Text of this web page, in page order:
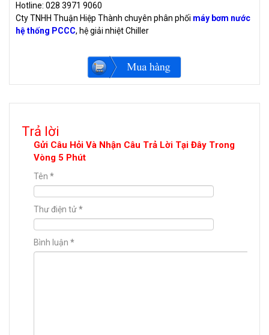
Hotline: 028 3971 9060
Cty TNHH Thuận Hiệp Thành chuyên phân phối máy bơm nước
hệ thống PCCC, hệ giải nhiệt Chiller
Trả lời
Gửi Câu Hỏi Và Nhận Câu Trả Lời Tại Đây Trong
Vòng 5 Phút
Tên *
Thư điện tử*
Bình luận *